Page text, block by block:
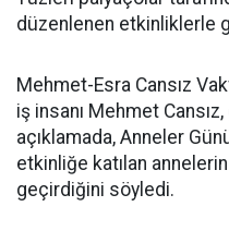
düzenlenen etkinliklerle
Mehmet-Esra Cansız
iş insanı Mehmet
açıklamada, Anneler
etkinliğe katılan
geçirdiğini söyledi.